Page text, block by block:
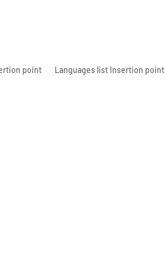
point Languages list Insertion point